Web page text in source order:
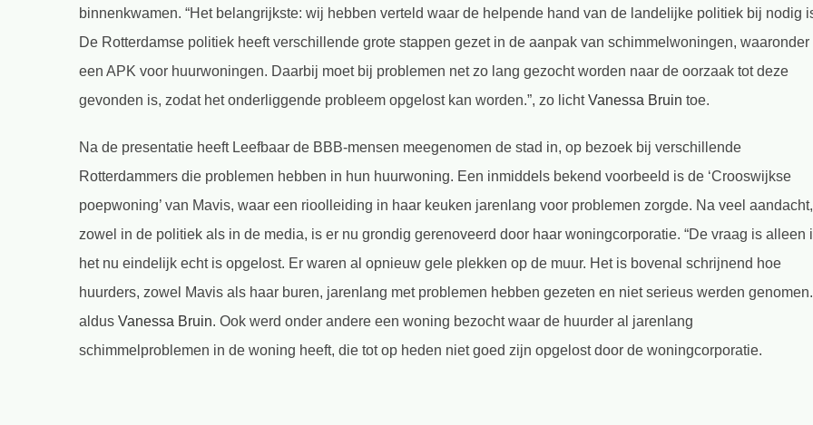
binnenkwamen. “Het belangrijkste: wij hebben verteld waar de helpende hand van de landelijke politiek bij nodig
De Rotterdamse politiek heeft verschillende grote stappen gezet in de aanpak van schimmelwoningen, waaronder
een APK voor huurwoningen. Daarbij moet bij problemen net zo lang gezocht worden naar de oorzaak tot deze
gevonden is, zodat het onderliggende probleem opgelost kan worden.”, zo lichtVanessa Bruin toe.
Na de presentatie heeft Leefbaar de BBB-mensen meegenomen de stad in, op bezoek bij verschillende
Rotterdammers die problemen hebben in hun huurwoning. Een inmiddels bekend voorbeeld is de ‘Crooswijkse
poepwoning’ van Mavis, waar een rioolleiding in haar keuken jarenlang voor problemen zorgde. Na veel aandacht,
zowel in de politiek als in de media, is er nu grondig gerenoveerd door haar woningcorporatie. “De vraag is alleen
het nu eindelijk echt is opgelost. Er waren al opnieuw gele plekken op de muur. Het is bovenal schrijnend hoe
huurders, zowel Mavis als haar buren, jarenlang met problemen hebben gezeten en niet serieus werden
aldus Vanessa Bruin. Ook werd onder andere een woning bezocht waar de huurder al jarenlang
schimmelproblemen in de woning heeft, die tot op heden niet goed zijn opgelost door de woningcorporatie.